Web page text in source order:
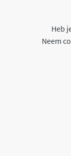
Heb
Neem